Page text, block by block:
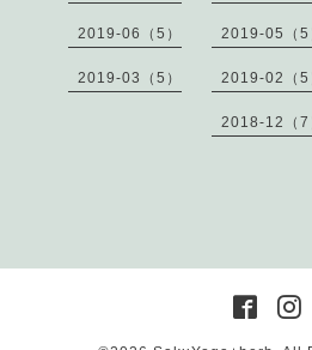
2019-06（5） 2019-05（5
2019-03（5） 2019-02（5
2018-12（7